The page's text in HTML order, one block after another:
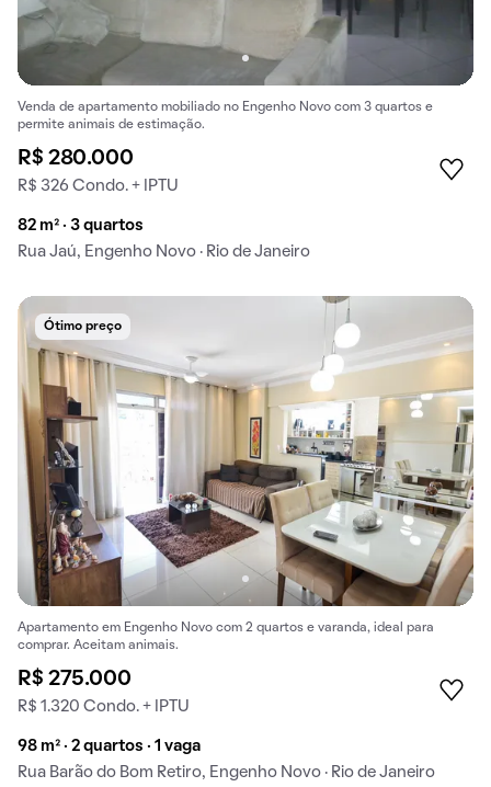
Venda de apartamento mobiliado no Engenho Novo com 3 quartos e
permite animais de estimação.
R$ 280.000
R$ 326 Condo. + IPTU
82 m² · 3 quartos
Rua Jaú, Engenho Novo · Rio de Janeiro
Ótimo preço
Apartamento em Engenho Novo com 2 quartos e varanda, ideal para
comprar. Aceitam animais.
R$ 275.000
R$ 1.320 Condo. + IPTU
98 m² · 2 quartos · 1 vaga
Rua Barão do Bom Retiro, Engenho Novo · Rio de Janeiro